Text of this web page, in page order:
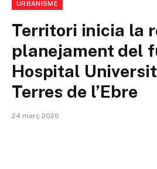
URBANISME
Territori inicia la
planejament del
Hospital
Terres de l’Ebre
24 març 2026